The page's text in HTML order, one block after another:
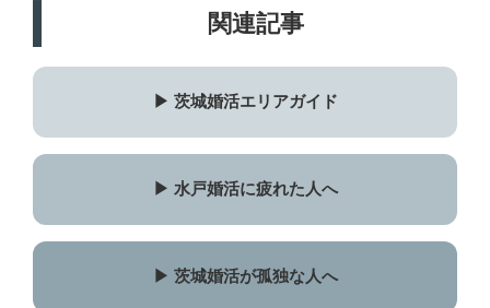
関連記事
▶ 茨城婚活エリアガイド
▶ 水戸婚活に疲れた人へ
▶ 茨城婚活が孤独な人へ